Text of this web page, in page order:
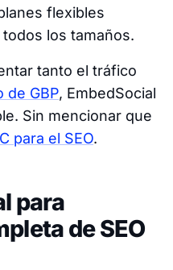
flexibles
los tamaños.
tanto el tráfico
de GBP, EmbedSocial
Sin mencionar que
para el SEO.
para
de SEO